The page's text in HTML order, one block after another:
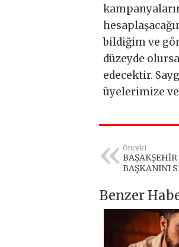
bildiğim ve
düzeyde
edecektir.
üyelerimize ve
Önceki
BAŞKANINI
Benzer